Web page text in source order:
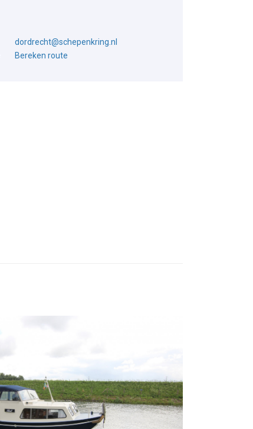
dordrecht@schepenkring.nl
Bereken route